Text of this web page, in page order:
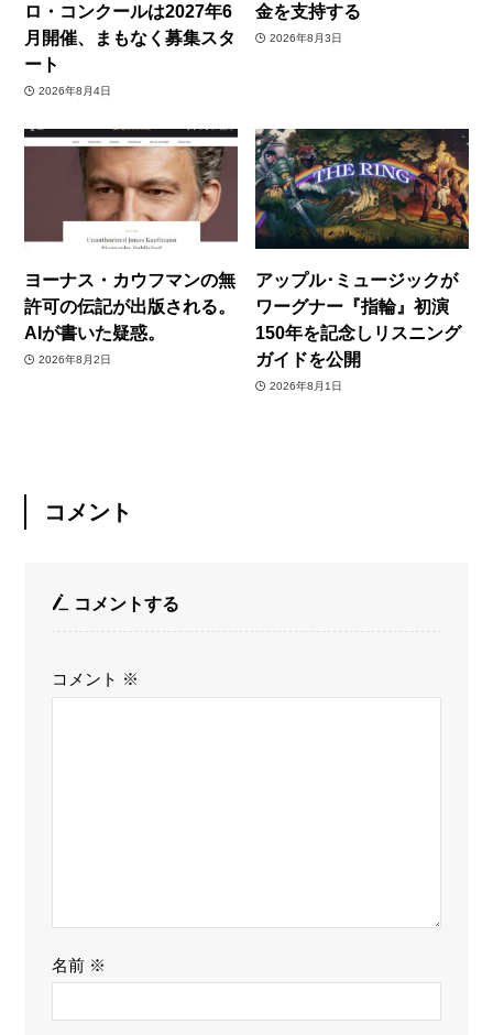
ロ・コンクールは2027年6
月開催、まもなく募集スタ
ート
2026年8月4日
金を支持する
2026年8月3日
ヨーナス・カウフマンの無
許可の伝記が出版される。
AIが書いた疑惑。
2026年8月2日
アップル･ミュージックが
ワーグナー『指輪』初演
150年を記念しリスニング
ガイドを公開
2026年8月1日
コメント
コメントする
コメント ※
名前 ※